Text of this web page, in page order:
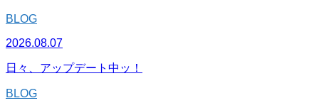
BLOG
2026.08.07
日々、アップデート中ッ！
BLOG